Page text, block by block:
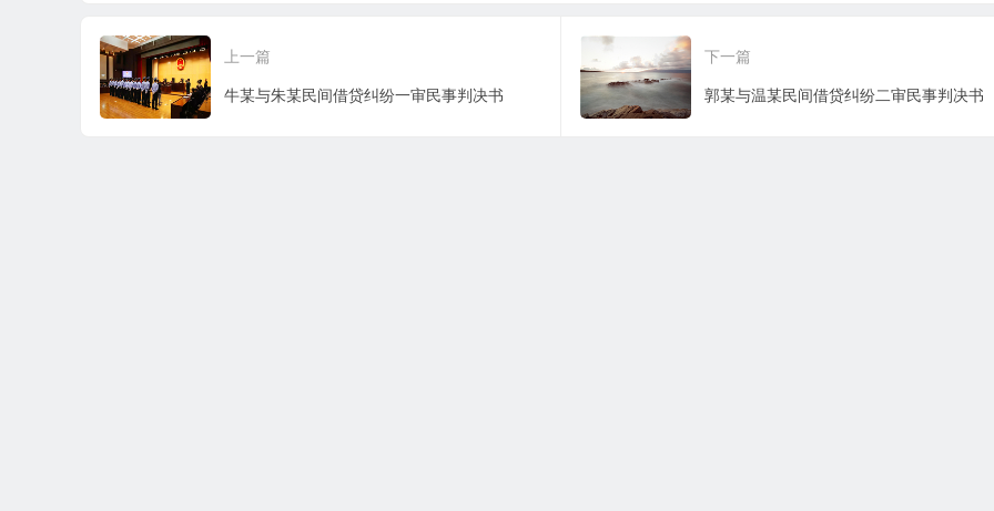
卡纠纷一审民事判决
书
借款合同纠纷一审民
事判决书
上一篇
牛某与朱某民间借贷纠纷一审民事判决书
下一篇
郭某与温某民间借贷纠纷二审民事判决书